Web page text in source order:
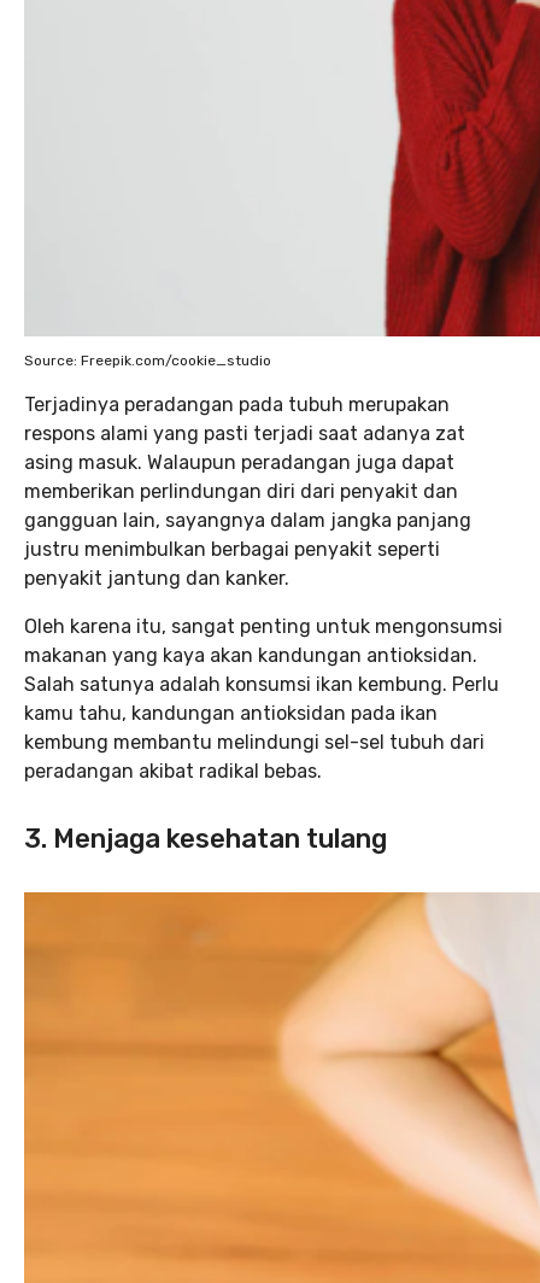
Source: Freepik.com/cookie_studio
Terjadinya peradangan pada tubuh merupakan
respons alami yang pasti terjadi saat adanya zat
asing masuk. Walaupun peradangan juga dapat
memberikan perlindungan diri dari penyakit dan
gangguan lain, sayangnya dalam jangka panjang
justru menimbulkan berbagai penyakit seperti
penyakit jantung dan kanker.
Oleh karena itu, sangat penting untuk mengonsumsi
makanan yang kaya akan kandungan antioksidan.
Salah satunya adalah konsumsi ikan kembung. Perlu
kamu tahu, kandungan antioksidan pada ikan
kembung membantu melindungi sel-sel tubuh dari
peradangan akibat radikal bebas.
3. Menjaga kesehatan tulang